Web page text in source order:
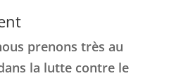
prenons très au
la lutte contre le